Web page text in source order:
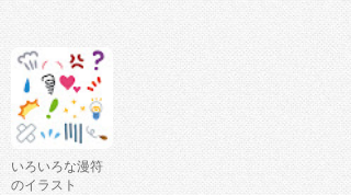
いろいろな漫符
のイラスト